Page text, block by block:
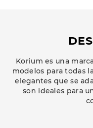
Korium es una
modelos para todas
elegantes que se
son ideales para